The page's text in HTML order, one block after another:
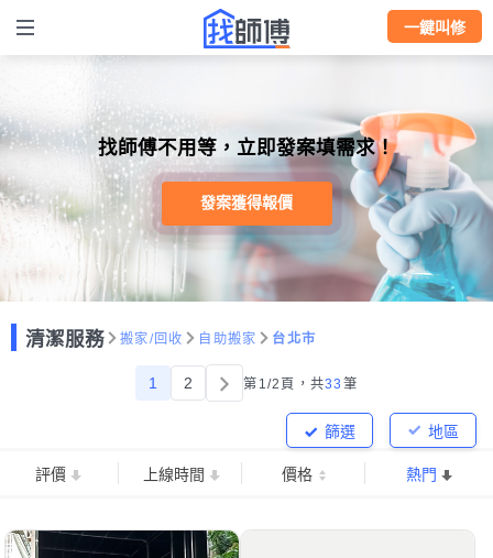
一鍵叫修
找師傅不用等，立即發案填需求！
發案獲得報價
清潔服務 搬家/回收 自助搬家 台北市
1 2 第1/2頁， 共33 筆
地區
篩選
評價 上線時間 價格 熱門